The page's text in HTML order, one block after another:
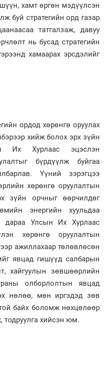
хамт өргөн мэдүүлсэн
буй стратегийн орд газар
татгалзаж, давуу
нь бусад стратегийн
хамаарах эрсдэлийг
ордод хөрөнгө оруулах
хийж болох эрх зүйн
Их Хурлаас эцэслэн
бүрдүүлж буйгаа
Үүний зэрэгцээ
хөрөнгө оруулалтын
зүйн орчныг өөрчилдөг
энергийн хуульдаа
дараа Улсын Их Хурлаас
хөрөнгө оруулалтын
ажиллахаар төлөвлөсөн
явцад гишүүд салбарын
хайгуулын зөвшөөрлийн
олборлолтын явцад
нөлөө, мөн иргэдэд зөв
байх боломж нөхцөлөөр
тодруулга хийсэн юм.